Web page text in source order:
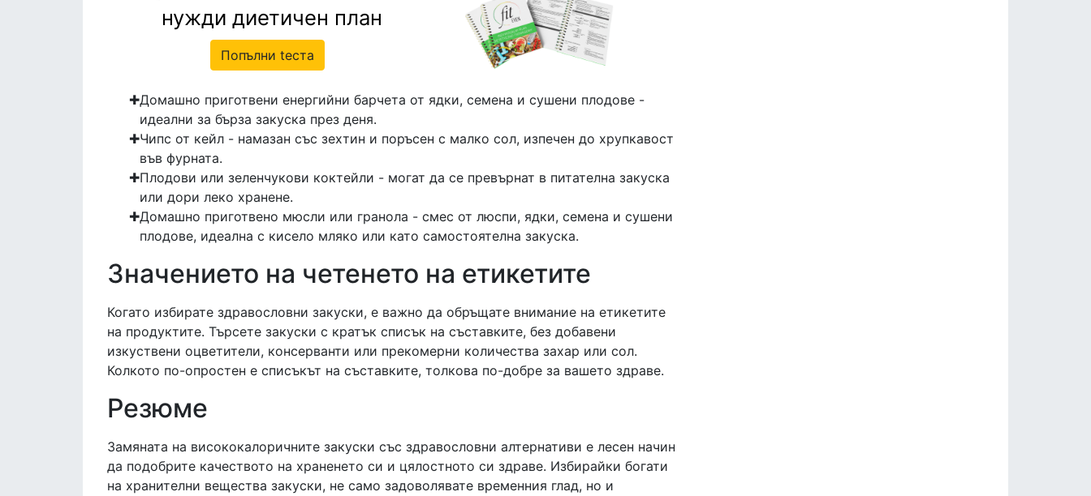
нужди диетичен план
Попълни tеста
Домашно приготвени енергийни барчета от ядки, семена и сушени плодове -
идеални за бърза закуска през деня.
Чипс от кейл - намазан със зехтин и поръсен с малко сол, изпечен до хрупкавост
във фурната.
Плодови или зеленчукови коктейли - могат да се превърнат в питателна закуска
или дори леко хранене.
Домашно приготвено мюсли или гранола - смес от люспи, ядки, семена и сушени
плодове, идеална с кисело мляко или като самостоятелна закуска.
Значението на четенето на етикетите
Когато избирате здравословни закуски, е важно да обръщате внимание на етикетите
на продуктите. Търсете закуски с кратък списък на съставките, без добавени
изкуствени оцветители, консерванти или прекомерни количества захар или сол.
Колкото по-опростен е списъкът на съставките, толкова по-добре за вашето здраве.
Резюме
Замяната на висококалоричните закуски със здравословни алтернативи е лесен начин
да подобрите качеството на храненето си и цялостното си здраве. Избирайки богати
на хранителни вещества закуски, не само задоволявате временния глад, но и